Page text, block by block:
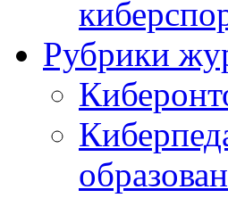
Рубрики